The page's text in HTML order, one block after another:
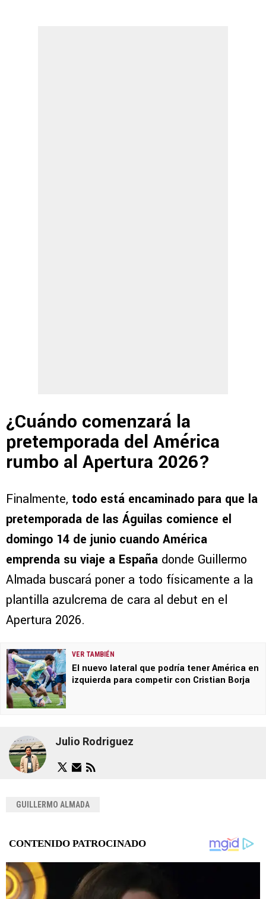
¿Cuándo comenzará la
pretemporada del América
rumbo al Apertura 2026?
Finalmente, todo está encaminado para que la
pretemporada de las Águilas comience el
domingo 14 de junio cuando América
emprenda su viaje a España donde Guillermo
Almada buscará poner a todo físicamente a la
plantilla azulcrema de cara al debut en el
Apertura 2026.
VER TAMBIÉN
El nuevo lateral que podría tener América en
izquierda para competir con Cristian Borja
Julio Rodriguez
GUILLERMO ALMADA